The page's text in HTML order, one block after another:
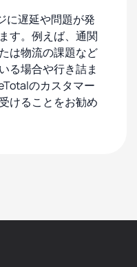
に遅延や問題が発
す。例えば、通関
は物流の課題など
る場合や行き詰ま
のカスタマー
けることをお勧め